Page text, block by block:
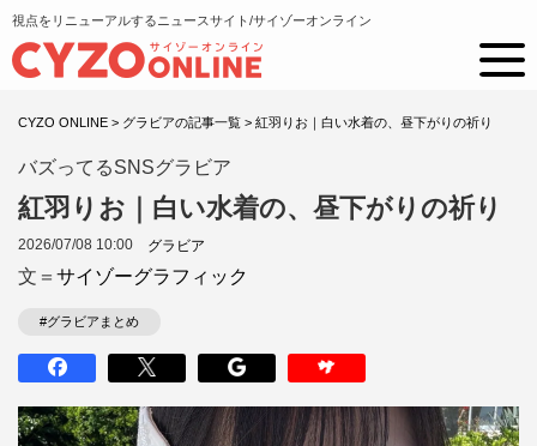
視点をリニューアルするニュースサイト/サイゾーオンライン
CYZO ONLINE > グラビアの記事一覧 > 紅羽りお｜白い水着の、昼下がりの祈り
バズってるSNSグラビア
紅羽りお｜白い水着の、昼下がりの祈り
2026/07/08 10:00 グラビア
文＝ サイゾーグラフィック
#グラビアまとめ